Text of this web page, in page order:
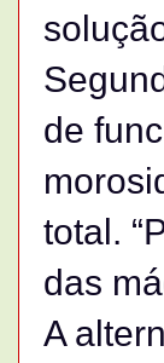
de
total.
das
A